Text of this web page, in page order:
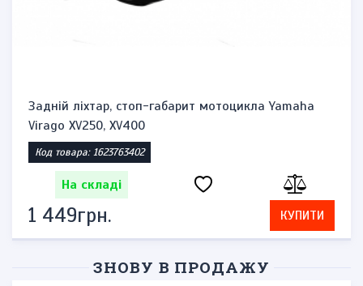
Задній ліхтар, стоп-габарит мотоцикла Yamaha
Virago XV250, XV400
Код товара: 1623763402
На складі
1 449грн. КУПИТИ
ЗНОВУ В ПРОДАЖУ